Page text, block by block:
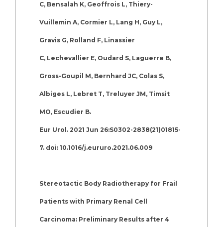
C, Bensalah K, Geoffrois L, Thiery-
Vuillemin A, Cormier L, Lang H, Guy L,
Gravis G, Rolland F, Linassier
C, Lechevallier E, Oudard S, Laguerre B,
Gross-Goupil M, Bernhard JC, Colas S,
Albiges L, Lebret T, Treluyer JM, Timsit
MO, Escudier B.
Eur Urol. 2021 Jun 26:S0302-2838(21)01815-
7. doi: 10.1016/j.eururo.2021.06.009
Stereotactic Body Radiotherapy for Frail
Patients with Primary Renal Cell
Carcinoma: Preliminary Results after 4